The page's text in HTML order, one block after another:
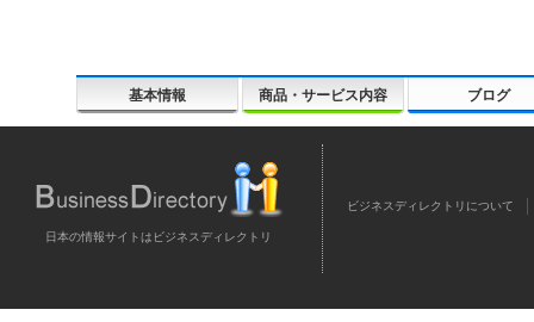
基本情報 商品・サービス内容 ブログ
日本の情報サイトはビジネスディレクトリ
ビジネスディレクトリについて